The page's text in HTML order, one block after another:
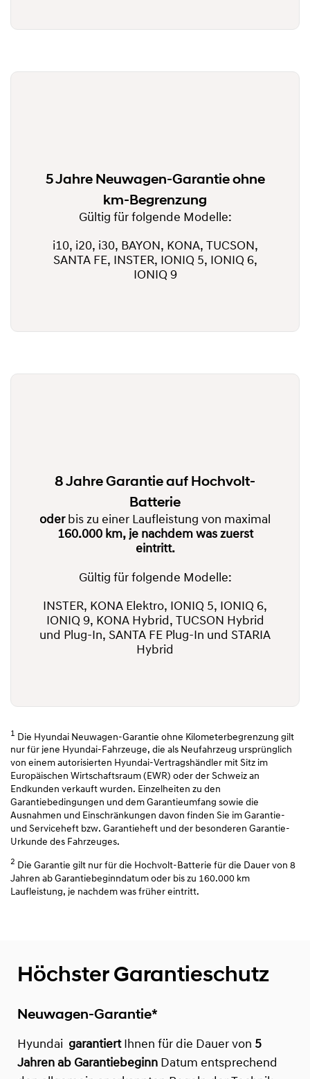
5 Jahre Neuwagen-Garantie ohne
km-Begrenzung
Gültig für folgende Modelle:
i10, i20, i30, BAYON, KONA, TUCSON,
SANTA FE, INSTER, IONIQ 5, IONIQ 6,
IONIQ 9
8 Jahre Garantie auf Hochvolt-
Batterie
oderbis zu einer Laufleistung von maximal
160.000 km, je nachdem was zuerst
eintritt.
Gültig für folgende Modelle:
INSTER, KONA Elektro, IONIQ 5, IONIQ 6,
IONIQ 9, KONA Hybrid, TUCSON Hybrid
und Plug-In, SANTA FE Plug-In und STARIA
Hybrid
1 Die Hyundai Neuwagen-Garantie ohne Kilometerbegrenzung gilt
nur für jene Hyundai-Fahrzeuge, die als Neufahrzeug ursprünglich
von einem autorisierten Hyundai-Vertragshändler mit Sitz im
Europäischen Wirtschaftsraum (EWR) oder der Schweiz an
Endkunden verkauft wurden. Einzelheiten zu den
Garantiebedingungen und dem Garantieumfang sowie die
Ausnahmen und Einschränkungen davon finden Sie im Garantie-
und Serviceheft bzw. Garantieheft und der besonderen Garantie-
Urkunde des Fahrzeuges.
2 Die Garantie gilt nur für die Hochvolt-Batterie für die Dauer von 8
Jahren ab Garantiebeginndatum oder bis zu 160.000 km
Laufleistung, je nachdem was früher eintritt.
Höchster Garantieschutz
Neuwagen-Garantie*
Hyundai garantiertIhnen für die Dauer von 5
Jahren ab Garantiebeginn Datum entsprechend